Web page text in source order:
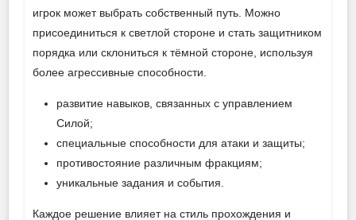
игрок может выбрать собственный путь. Можно
присоединиться к светлой стороне и стать защитником
порядка или склониться к тёмной стороне, используя
более агрессивные способности.
развитие навыков, связанных с управлением
Силой;
специальные способности для атаки и защиты;
противостояние различным фракциям;
уникальные задания и события.
Каждое решение влияет на стиль прохождения и